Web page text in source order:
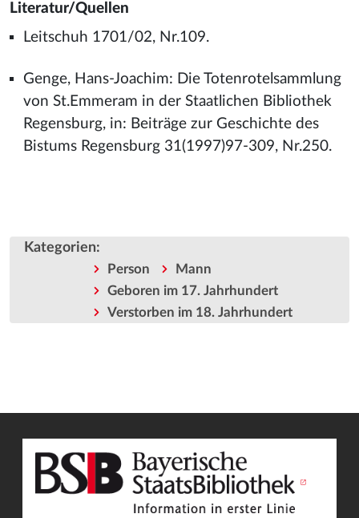
Literatur/Quellen
Leitschuh 1701/02, Nr.109.
Genge, Hans-Joachim: Die Totenrotelsammlung
von St.Emmeram in der Staatlichen Bibliothek
Regensburg, in: Beiträge zur Geschichte des
Bistums Regensburg 31(1997)97-309, Nr.250.
Kategorien:
Person
Mann
Geboren im 17. Jahrhundert
Verstorben im 18. Jahrhundert